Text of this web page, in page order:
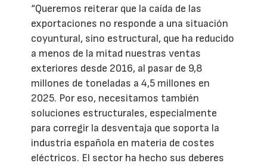
“Queremos reiterar que la caída de las
exportaciones no responde a una situación
coyuntural, sino estructural, que ha reducido
a menos de la mitad nuestras ventas
exteriores desde 2016, al pasar de 9,8
millones de toneladas a 4,5 millones en
2025. Por eso, necesitamos también
soluciones estructurales, especialmente
para corregir la desventaja que soporta la
industria española en materia de costes
eléctricos. El sector ha hecho sus deberes